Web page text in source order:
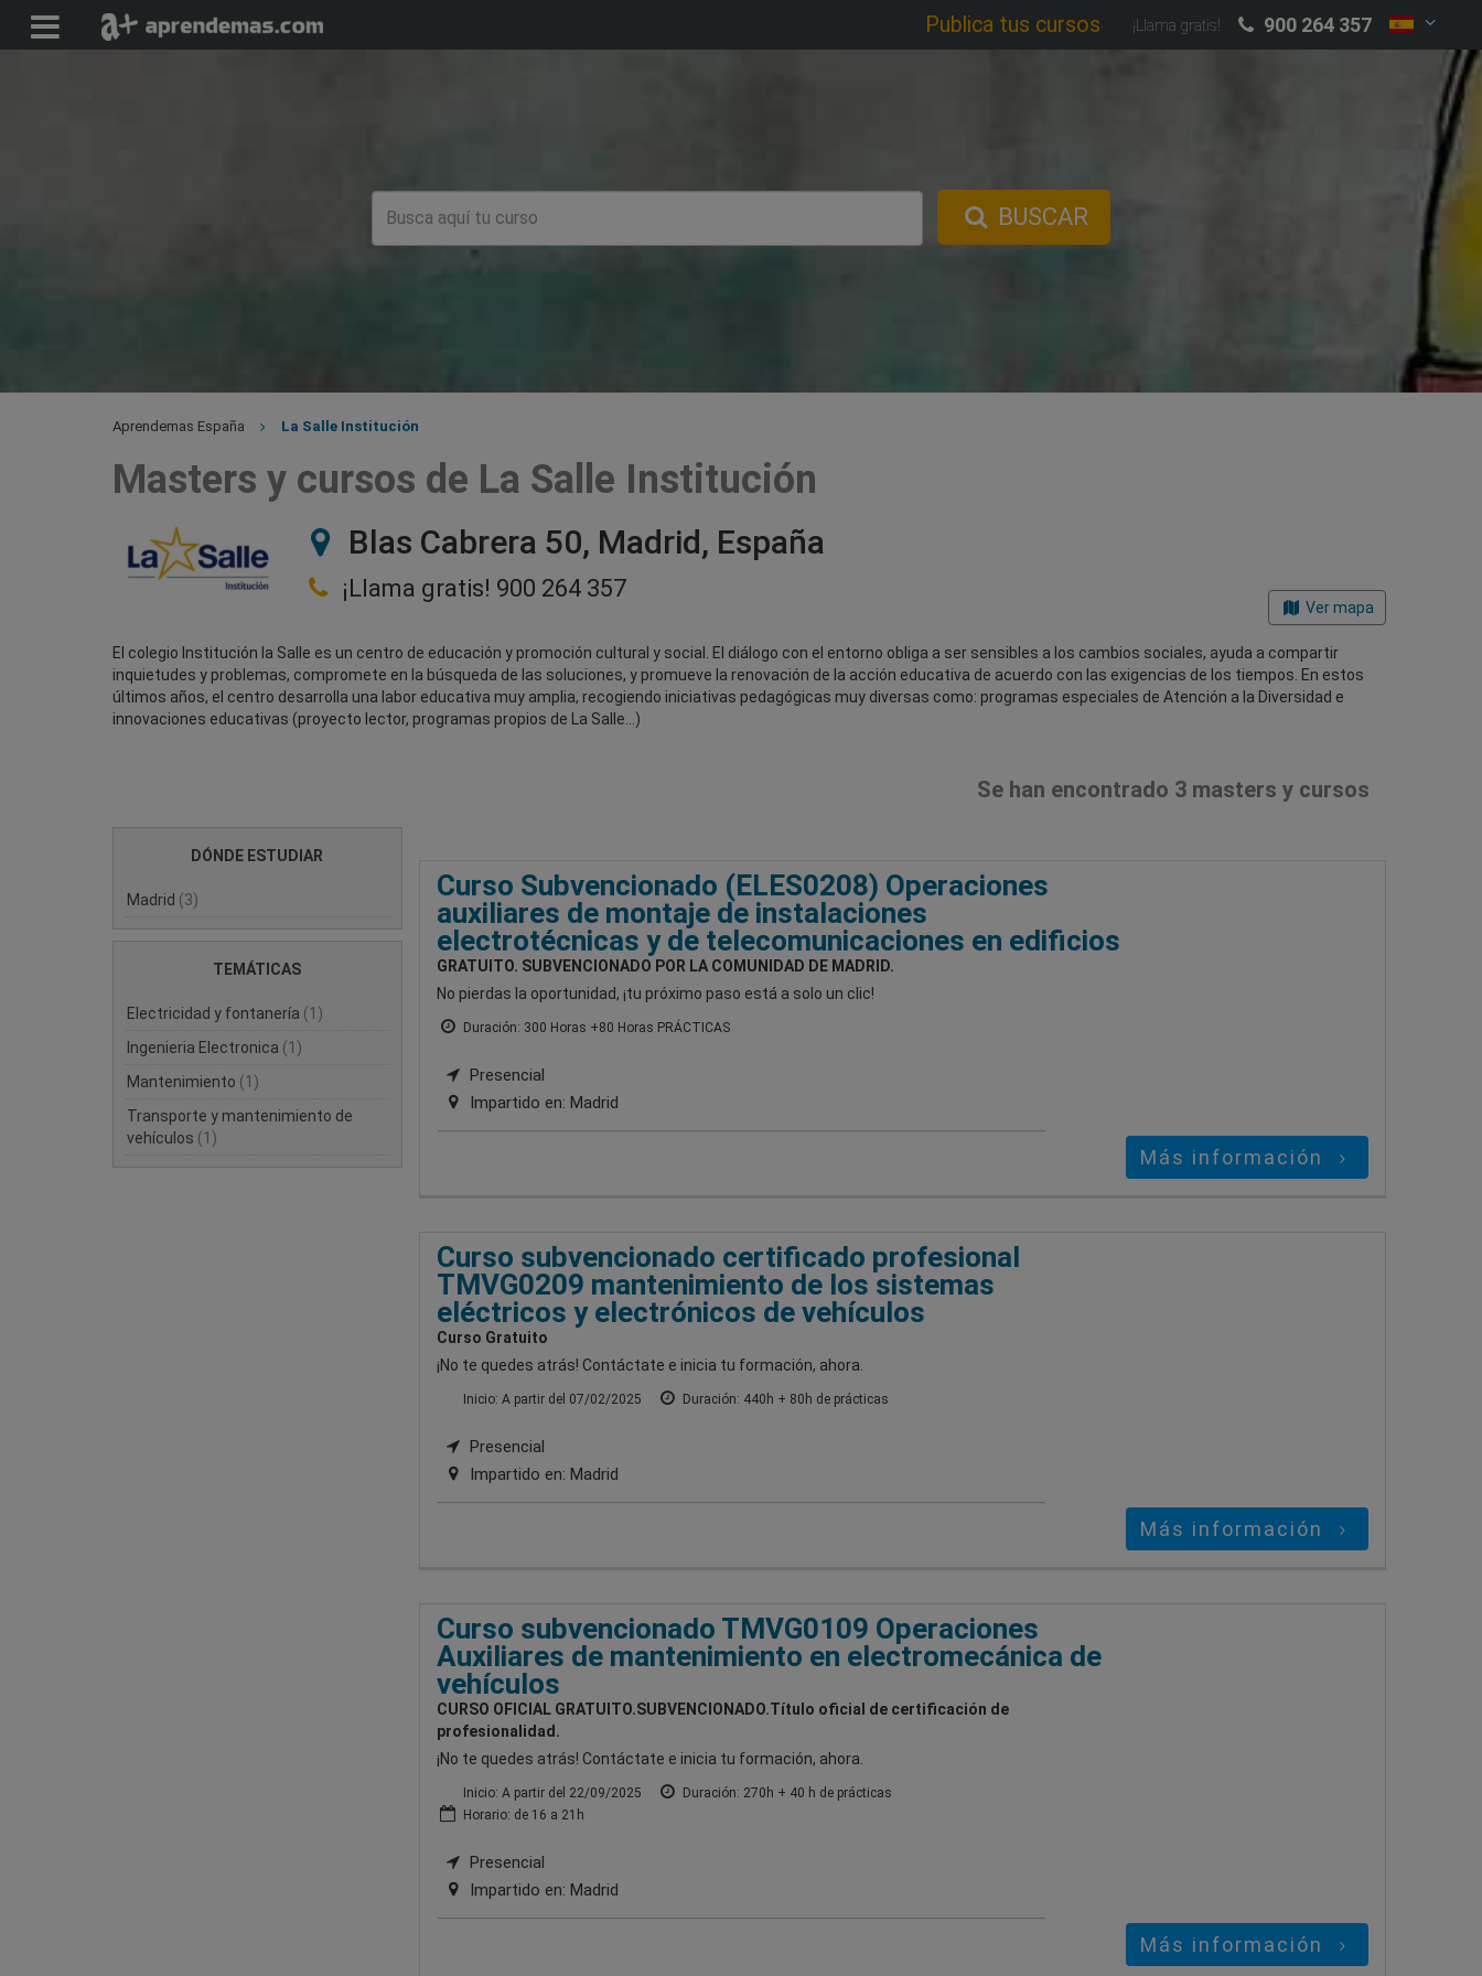
Publica tus cursos ¡Llama gratis! 900 264 357
BUSCAR
Aprendemas España La Salle Institución
Masters y cursos de La Salle Institución
Blas Cabrera 50, Madrid, España
¡Llama gratis! 900 264 357
Ver mapa
El colegio Institución la Salle es un centro de educación y promoción cultural y social. El diálogo con el entorno obliga a ser sensibles a los cambios sociales, ayuda a compartir
inquietudes y problemas, compromete en la búsqueda de las soluciones, y promueve la renovación de la acción educativa de acuerdo con las exigencias de los tiempos. En estos
últimos años, el centro desarrolla una labor educativa muy amplia, recogiendo iniciativas pedagógicas muy diversas como: programas especiales de Atención a la Diversidad e
innovaciones educativas (proyecto lector, programas propios de La Salle…)
Se han encontrado 3 masters y cursos
DÓNDE ESTUDIAR
Madrid (3)
TEMÁTICAS
Electricidad y fontanería (1)
Ingenieria Electronica (1)
Mantenimiento (1)
Transporte y mantenimiento de
vehículos (1)
Curso Subvencionado (ELES0208) Operaciones
auxiliares de montaje de instalaciones
electrotécnicas y de telecomunicaciones en edificios
GRATUITO. SUBVENCIONADO POR LA COMUNIDAD DE MADRID.
No pierdas la oportunidad, ¡tu próximo paso está a solo un clic!
Duración: 300 Horas +80 Horas PRÁCTICAS
Presencial
Impartido en: Madrid
Más información
Curso subvencionado certificado profesional
TMVG0209 mantenimiento de los sistemas
eléctricos y electrónicos de vehículos
Curso Gratuito
¡No te quedes atrás! Contáctate e inicia tu formación, ahora.
Inicio: A partir del 07/02/2025 Duración: 440h + 80h de prácticas
Presencial
Impartido en: Madrid
Más información
Curso subvencionado TMVG0109 Operaciones
Auxiliares de mantenimiento en electromecánica de
vehículos
CURSO OFICIAL GRATUITO.SUBVENCIONADO.Título oficial de certificación de
profesionalidad.
¡No te quedes atrás! Contáctate e inicia tu formación, ahora.
Inicio: A partir del 22/09/2025
Duración: 270h + 40 h de prácticas
Horario: de 16 a 21h
Presencial
Impartido en: Madrid
Más información